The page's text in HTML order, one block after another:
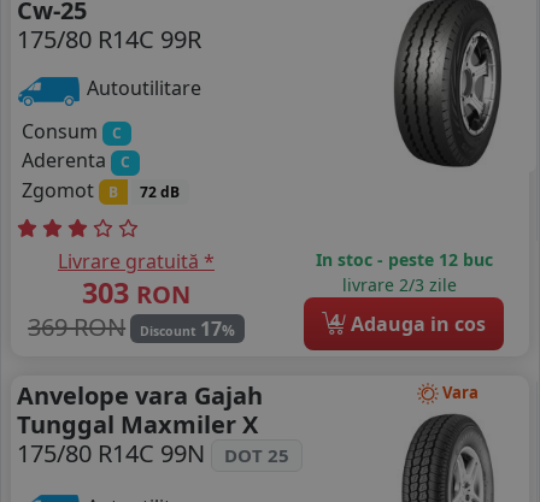
Cw-25
175/80 R14C 99R
Autoutilitare
Consum
C
Aderenta C
Zgomot B 72 dB
Livrare gratuită *
303 RON
369 RON
Discount 17%
In stoc - peste 12 buc
livrare 2/3 zile
4 Adauga in cos
Vara
Anvelope vara Gajah
Tunggal Maxmiler X
175/80 R14C 99N
DOT 25